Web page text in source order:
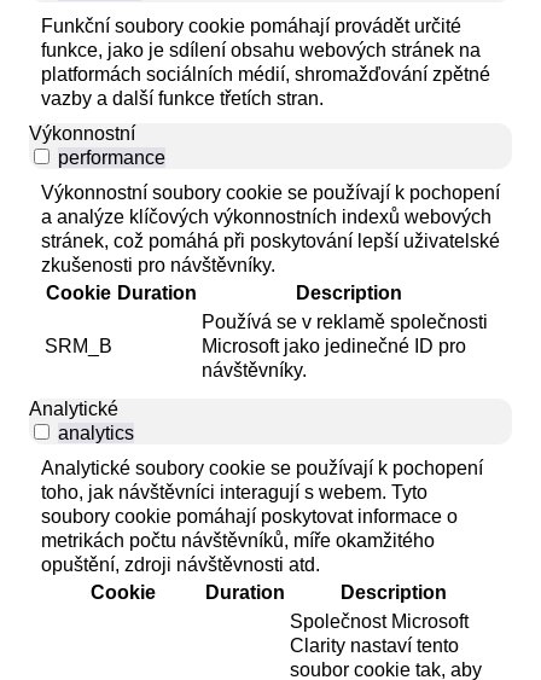
Funkční soubory cookie pomáhají provádět určité
funkce, jako je sdílení obsahu webových stránek na
platformách sociálních médií, shromažďování zpětné
vazby a další funkce třetích stran.
Výkonnostní
performance
Výkonnostní soubory cookie se používají k pochopení
a analýze klíčových výkonnostních indexů webových
stránek, což pomáhá při poskytování lepší uživatelské
zkušenosti pro návštěvníky.
Cookie Duration Description
SRM_B
Používá se v reklamě společnosti
Microsoft jako jedinečné ID pro
návštěvníky.
Analytické
analytics
Analytické soubory cookie se používají k pochopení
toho, jak návštěvníci interagují s webem. Tyto
soubory cookie pomáhají poskytovat informace o
metrikách počtu návštěvníků, míře okamžitého
opuštění, zdroji návštěvnosti atd.
Cookie
Duration Description
Společnost Microsoft
Clarity nastaví tento
soubor cookie tak, aby